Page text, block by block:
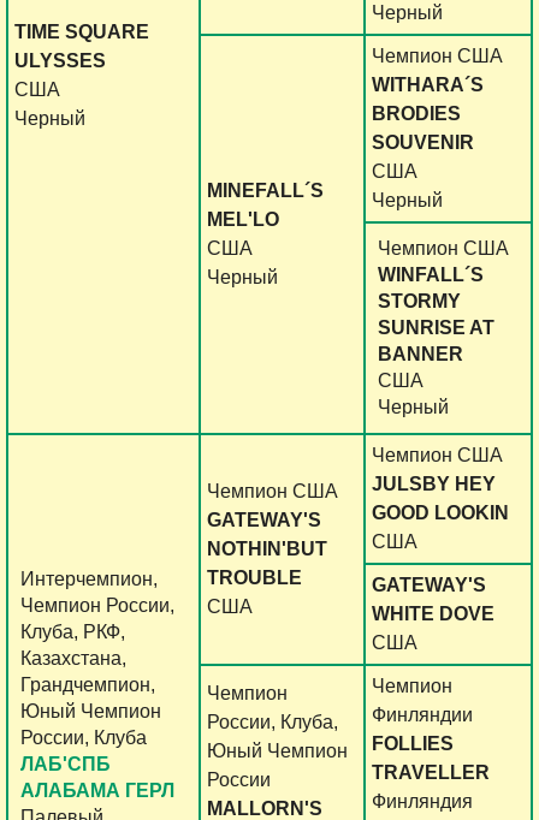
TIME SQUARE
ULYSSES
США
Черный
Черный
MINEFALL´S
MEL'LO
США
Черный
Чемпион США
WITHARA´S
BRODIES
SOUVENIR
США
Черный
Чемпион США
WINFALL´S
STORMY
SUNRISE AT
BANNER
США
Черный
Интерчемпион,
Чемпион России,
Клуба, РКФ,
Казахстана,
Грандчемпион,
Юный Чемпион
России, Клуба
ЛАБ'СПБ
АЛАБАМА ГЕРЛ
Чемпион США
GATEWAY'S
NOTHIN'BUT
TROUBLE
США
Чемпион США
JULSBY HEY
GOOD LOOKIN
США
GATEWAY'S
WHITE DOVE
США
Чемпион
России, Клуба,
Юный Чемпион
России
MALLORN'S
Чемпион
Финляндии
FOLLIES
TRAVELLER
Финляндия